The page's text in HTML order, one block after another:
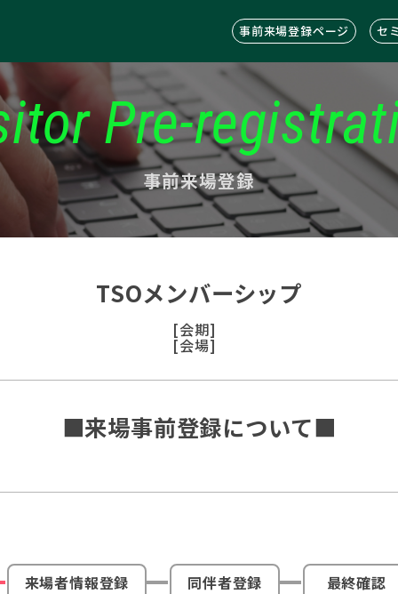
事前来場登録ページ セ
Pre-
事前来場登録
TSOメンバーシップ
[会期]
[会場]
■来場事前登録について■
来場者情報登録 同伴者登録 最終確認